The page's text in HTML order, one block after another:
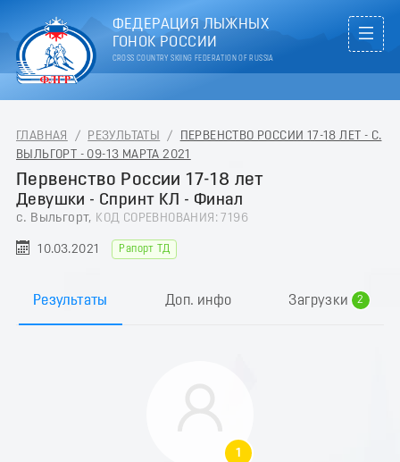
ФЕДЕРАЦИЯ ЛЫЖНЫХ
ГОНОК РОССИИ
CROSS COUNTRY SKIING FEDERATION OF RUSSIA
ГЛАВНАЯ / РЕЗУЛЬТАТЫ /
ПЕРВЕНСТВО РОССИИ 17-18 ЛЕТ - С.
ВЫЛЬГОРТ - 09-13 МАРТА 2021
Первенство России 17-18 лет
Девушки - Спринт КЛ - Финал
с. Выльгорт, КОД СОРЕВНОВАНИЯ: 7196
10.03.2021 Рапорт ТД
Результаты Доп. инфо Загрузки
2
1